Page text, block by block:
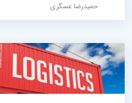
حمیدرضا عسگری